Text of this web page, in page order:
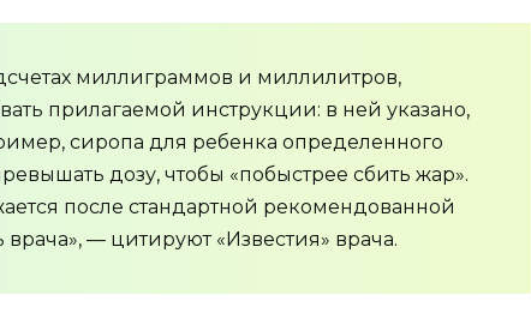
миллиграммов и миллилитров,
прилагаемой инструкции: в ней указано,
сиропа для ребенка определенного
дозу, чтобы «побыстрее сбить жар».
после стандартной рекомендованной
— цитируют «Известия» врача.